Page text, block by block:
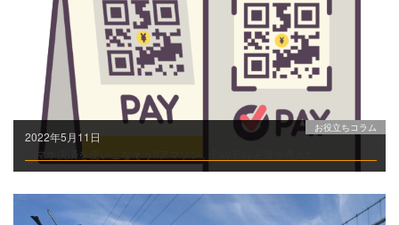
2022年5月11日
お役立ちコラム
スマホ決済を使いこなそう!!アマゾン、Pay Pay決済を導入!!